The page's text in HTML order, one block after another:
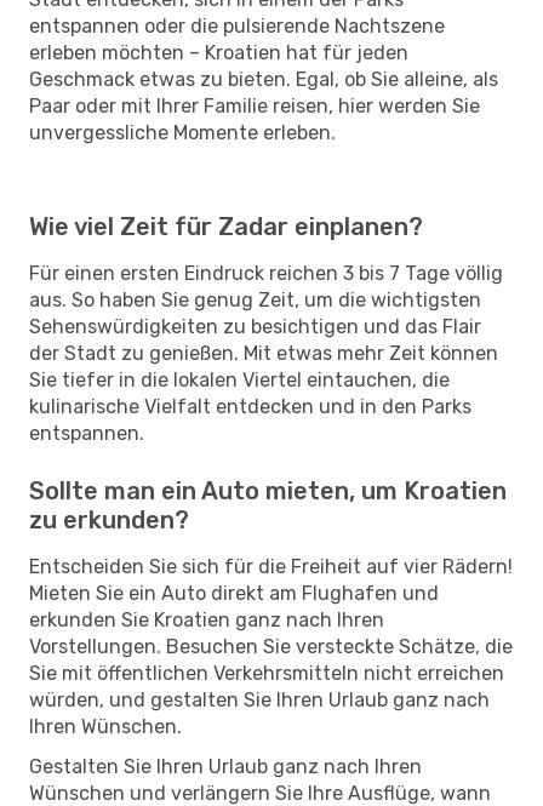
entspannen oder die pulsierende Nachtszene
erleben möchten – Kroatien hat für jeden
Geschmack etwas zu bieten. Egal, ob Sie alleine, als
Paar oder mit Ihrer Familie reisen, hier werden Sie
unvergessliche Momente erleben.
Wie viel Zeit für Zadar einplanen?
Für einen ersten Eindruck reichen 3 bis 7 Tage völlig
aus. So haben Sie genug Zeit, um die wichtigsten
Sehenswürdigkeiten zu besichtigen und das Flair
der Stadt zu genießen. Mit etwas mehr Zeit können
Sie tiefer in die lokalen Viertel eintauchen, die
kulinarische Vielfalt entdecken und in den Parks
entspannen.
Sollte man ein Auto mieten, um Kroatien
zu erkunden?
Entscheiden Sie sich für die Freiheit auf vier Rädern!
Mieten Sie ein Auto direkt am Flughafen und
erkunden Sie Kroatien ganz nach Ihren
Vorstellungen. Besuchen Sie versteckte Schätze, die
Sie mit öffentlichen Verkehrsmitteln nicht erreichen
würden, und gestalten Sie Ihren Urlaub ganz nach
Ihren Wünschen.
Gestalten Sie Ihren Urlaub ganz nach Ihren
Wünschen und verlängern Sie Ihre Ausflüge, wann